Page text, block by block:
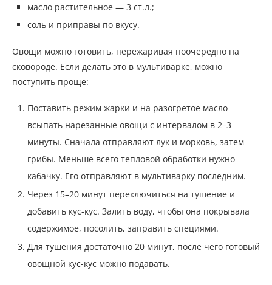
масло растительное — 3 ст.л.;
соль и приправы по вкусу.
Овощи можно готовить, пережаривая поочередно на
сковороде. Если делать это в мультиварке, можно
поступить проще:
Поставить режим жарки и на разогретое масло
всыпать нарезанные овощи с интервалом в 2–3
минуты. Сначала отправляют лук и морковь, затем
грибы. Меньше всего тепловой обработки нужно
кабачку. Его отправляют в мультиварку последним.
Через 15–20 минут переключиться на тушение и
добавить кус-кус. Залить воду, чтобы она покрывала
содержимое, посолить, заправить специями.
Для тушения достаточно 20 минут, после чего готовый
овощной кус-кус можно подавать.